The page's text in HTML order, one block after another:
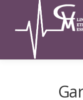
contenu